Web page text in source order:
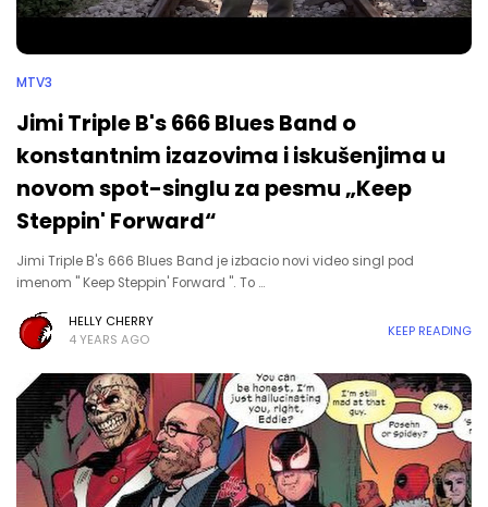
MTV3
Jimi Triple B's 666 Blues Band o
konstantnim izazovima i iskušenjima u
novom spot-singlu za pesmu „Keep
Steppin' Forward“
Jimi Triple B's 666 Blues Band je izbacio novi video singl pod
imenom " Keep Steppin' Forward ". To …
HELLY CHERRY
4 YEARS AGO
KEEP READING